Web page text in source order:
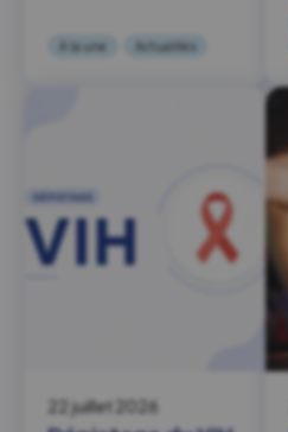
À la une Actualités
22 juillet 2026